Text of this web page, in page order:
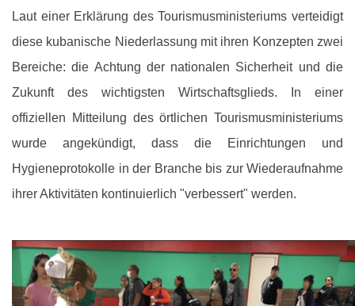
Laut einer Erklärung des Tourismusministeriums verteidigt
diese kubanische Niederlassung mit ihren Konzepten zwei
Bereiche: die Achtung der nationalen Sicherheit und die
Zukunft des wichtigsten Wirtschaftsglieds. In einer
offiziellen Mitteilung des örtlichen Tourismusministeriums
wurde angekündigt, dass die Einrichtungen und
Hygieneprotokolle in der Branche bis zur Wiederaufnahme
ihrer Aktivitäten kontinuierlich "verbessert" werden.